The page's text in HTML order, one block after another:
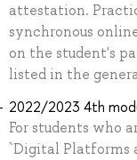
attestation.
synchronous
on the student's
listed in the
2022/2023 4th
For students who
`Digital Platforms